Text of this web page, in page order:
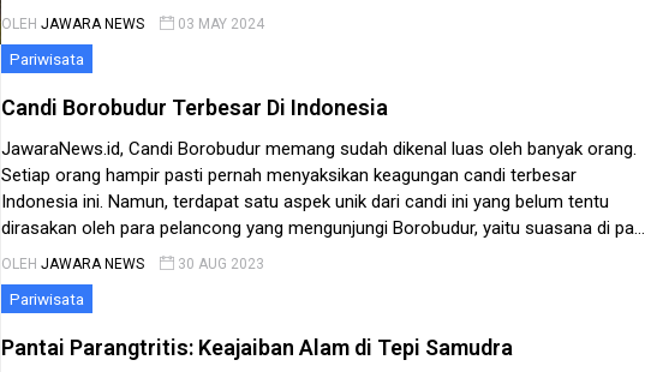
yang Anda butuhkan. Dalam panduan ini, kami akan menjelaskan secara rinci
“Biaya Masuk Candi […]
OLEH JAWARA NEWS 03 MAY 2024
Pariwisata
Candi Borobudur Terbesar Di Indonesia
JawaraNews.id, Candi Borobudur memang sudah dikenal luas oleh banyak orang.
Setiap orang hampir pasti pernah menyaksikan keagungan candi terbesar
Indonesia ini. Namun, terdapat satu aspek unik dari candi ini yang belum tentu
dirasakan oleh para pelancong yang mengunjungi Borobudur, yaitu suasana di pagi
hari. Suasana ini sangat berbeda dengan saat candi dibuka pada jam siang. Saat
[…]
OLEH JAWARA NEWS 30 AUG 2023
Pariwisata
Pantai Parangtritis: Keajaiban Alam di Tepi Samudra